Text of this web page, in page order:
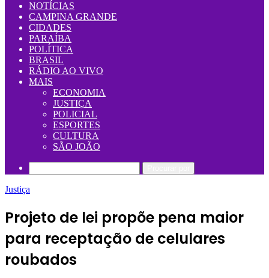
NOTÍCIAS
CAMPINA GRANDE
CIDADES
PARAÍBA
POLÍTICA
BRASIL
RÁDIO AO VIVO
MAIS
ECONOMIA
JUSTIÇA
POLICIAL
ESPORTES
CULTURA
SÃO JOÃO
Justiça
Projeto de lei propõe pena maior
para receptação de celulares
roubados